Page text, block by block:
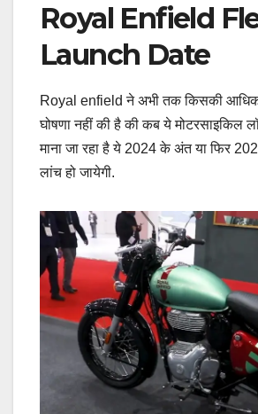
Royal Enfield
Launch Date
Royal enfield ने अभी तक किसकी
घोषणा नहीं की है की कब ये मोटरसाइकिल
माना जा रहा है ये 2024 के अंत या फिर
लांच हो जायेगी.